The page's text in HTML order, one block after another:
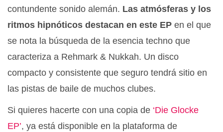
contundente sonido alemán. Las atmósferas y los
ritmos hipnóticos destacan en este EP en el que
se nota la búsqueda de la esencia techno que
caracteriza a Rehmark & Nukkah. Un disco
compacto y consistente que seguro tendrá sitio en
las pistas de baile de muchos clubes.
Si quieres hacerte con una copia de ‘Die Glocke
EP’, ya está disponible en la plataforma de